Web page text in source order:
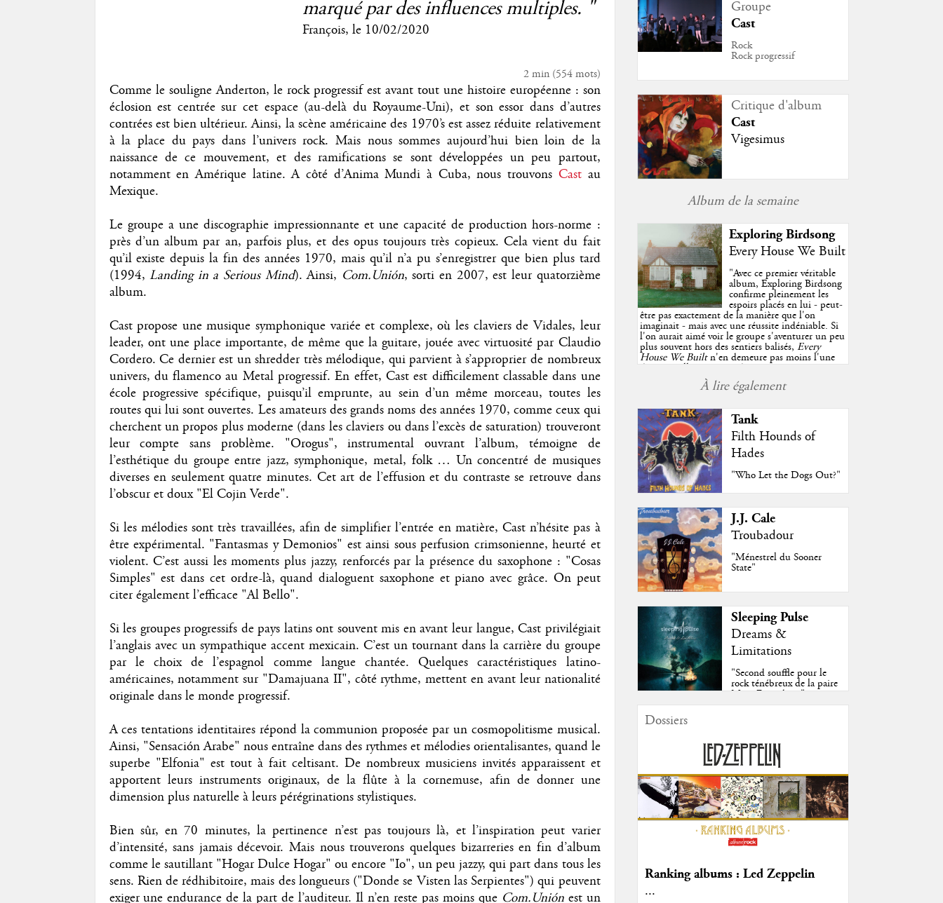
marqué par des influences multiples. "
François, le 10/02/2020
2 min(554mots)
Comme le souligne Anderton, le rock progressif est avant tout une histoire européenne : son
éclosion est centrée sur cet espace (au-delà du Royaume-Uni), et son essor dans d’autres
contrées est bien ultérieur. Ainsi, la scène américaine des 1970’s est assez réduite relativement
à la place du pays dans l’univers rock. Mais nous sommes aujourd’hui bien loin de la
naissance de ce mouvement, et des ramifications se sont développées un peu partout,
notamment en Amérique latine. A côté d’Anima Mundi à Cuba, nous trouvons Castau
Mexique.
Le groupe a une discographie impressionnante et une capacité de production hors-norme :
près d’un album par an, parfois plus, et des opus toujours très copieux. Cela vient du fait
qu’il existe depuis la fin des années 1970, mais qu’il n’a pu s’enregistrer que bien plus tard
(1994,Landing in a Serious Mind). Ainsi, Com.Unión, sorti en 2007, est leur quatorzième
album.
Cast propose une musique symphonique variée et complexe, où les claviers de Vidales, leur
leader, ont une place importante, de même que la guitare, jouée avec virtuosité par Claudio
Cordero. Ce dernier est un shredder très mélodique, qui parvient à s’approprier de nombreux
univers, du flamenco au Metal progressif. En effet, Cast est difficilement classable dans une
école progressive spécifique, puisqu’il emprunte, au sein d’un même morceau, toutes les
routes qui lui sont ouvertes. Les amateurs des grands noms des années 1970, comme ceux qui
cherchent un propos plus moderne (dans les claviers ou dans l’excès de saturation) trouveront
leur compte sans problème. "Orogus", instrumental ouvrant l’album, témoigne de
l’esthétique du groupe entre jazz, symphonique, metal, folk … Un concentré de musiques
diverses en seulement quatre minutes. Cet art de l’effusion et du contraste se retrouve dans
l’obscur et doux "El Cojin Verde".
Si les mélodies sont très travaillées, afin de simplifier l’entrée en matière, Cast n’hésite pas à
être expérimental. "Fantasmas y Demonios" est ainsi sous perfusion crimsonienne, heurté et
violent. C’est aussi les moments plus jazzy, renforcés par la présence du saxophone : "Cosas
Simples" est dans cet ordre-là, quand dialoguent saxophone et piano avec grâce. On peut
citer également l’efficace "Al Bello".
Si les groupes progressifs de pays latins ont souvent mis en avant leur langue, Cast privilégiait
l’anglais avec un sympathique accent mexicain. C’est un tournant dans la carrière du groupe
par le choix de l’espagnol comme langue chantée. Quelques caractéristiques latino-
américaines, notamment sur "Damajuana II", côté rythme, mettent en avant leur nationalité
originale dans le monde progressif.
A ces tentations identitaires répond la communion proposée par un cosmopolitisme musical.
Ainsi, "Sensación Arabe" nous entraîne dans des rythmes et mélodies orientalisantes, quand le
superbe "Elfonia" est tout à fait celtisant. De nombreux musiciens invités apparaissent et
apportent leurs instruments originaux, de la flûte à la cornemuse, afin de donner une
dimension plus naturelle à leurs pérégrinations stylistiques.
Bien sûr, en 70 minutes, la pertinence n’est pas toujours là, et l’inspiration peut varier
d’intensité, sans jamais décevoir. Mais nous trouverons quelques bizarreries en fin d’album
comme le sautillant "Hogar Dulce Hogar" ou encore "Io", un peu jazzy, qui part dans tous les
sens. Rien de rédhibitoire, mais des longueurs ("Donde se Visten las Serpientes") qui peuvent
exiger une endurance de la part de l’auditeur. Il n’en reste pas moins que Com.Uniónest un
Groupe
Cast
Rock
Rock progressif
Critique d'album
Cast
Vigesimus
Album de la semaine
Exploring Birdsong
Every House We Built
"Avec ce premier véritable
album, Exploring Birdsong
confirme pleinement les
espoirs placés en lui - peut-
être pas exactement de la manière que l'on
imaginait - mais avec une réussite indéniable. Si
l'on aurait aimé voir le groupe s'aventurer un peu
plus souvent hors des sentiers balisés,Every
House We Builtn'en demeure pas moins l'une
des très belles surprises de cette année, porté par
plusieurs morceaux qui trouveront sans difficulté
une place de choix dans vos playlists estivales.
À lire également
Tank
Filth Hounds of
Hades
"Who Let the Dogs Out?"
J.J. Cale
Troubadour
"Ménestrel du Sooner
State"
Sleeping Pulse
Dreams &
Limitations
"Second souffle pour le
rock ténébreux de la paire
Moss-Fazendeiro"
Dossiers
Ranking albums : Led Zeppelin
...